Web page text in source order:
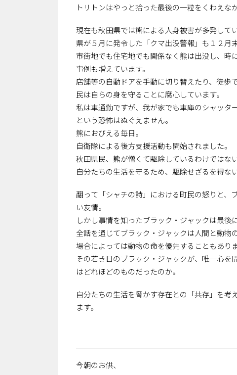
トリトンはやっと拾った最後の一粒をくわえな
現在も秋田県では熊による人身被害が多発してい
県が５月に発令した「クマ出没警報」も１２月
市街地でも住宅地でも関係なく熊は出没し、時
事例も増えています。
店舗等の自動ドアを手動に切り替えたり、徒歩
民は自らの身を守ることに腐心しています。
私は車通勤ですが、我が家でも車庫のシャッタ
という恐怖はぬぐえません。
熊におびえる毎日。
自衛隊による後方支援活動も開始されました。
秋田県民、熊が憎くて駆除しているわけではな
自分たちの生活を守るため、駆除せざるを得な
翻って「シャチの詩」における町民の怒りと、
い友情。
しかし事情を知ったブラック・ジャックは最後
全話を通じてブラック・ジャックは人間と動物
場合によっては動物の命を優先することもありま
その若き日のブラック・ジャックが、唯一心を
はどれほどのものだったのか。
自分たちの生活を脅かす存在との「共存」を
ます。
今朝のお供、